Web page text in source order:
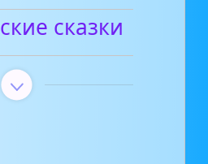
сказки